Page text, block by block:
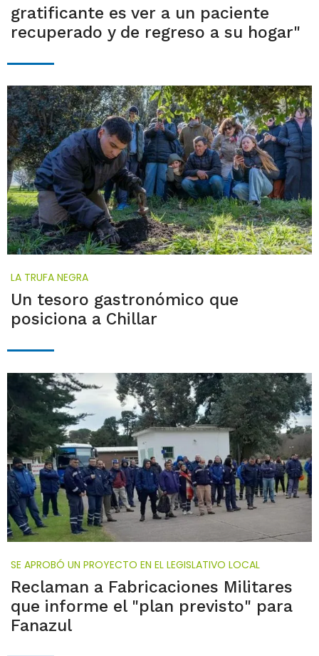
gratificante es ver a un paciente
recuperado y de regreso a su hogar"
LA TRUFA NEGRA
Un tesoro gastronómico que
posiciona a Chillar
SE APROBÓ UN PROYECTO EN EL LEGISLATIVO LOCAL
Reclaman a Fabricaciones Militares
que informe el "plan previsto" para
Fanazul